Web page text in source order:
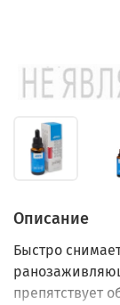
Описание
Быстро
препятствует